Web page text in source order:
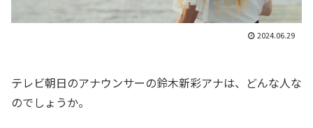
2024.06.29
テレビ朝日のアナウンサーの鈴木新彩アナは、どんな人な
のでしょうか。